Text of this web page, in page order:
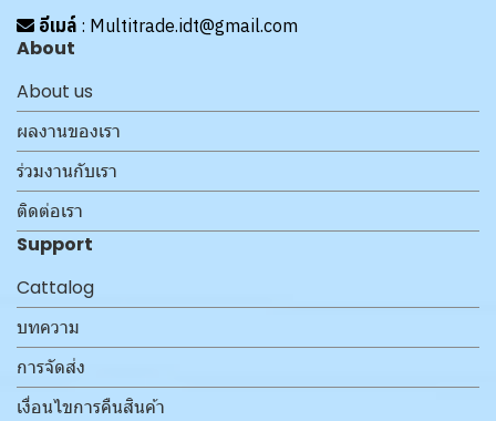
อีเมล์ : Multitrade.idt@gmail.com
About
About us
ผลงานของเรา
ร่วมงานกับเรา
ติดต่อเรา
Support
Cattalog
บทความ
การจัดส่ง
เงื่อนไขการคืนสินค้า